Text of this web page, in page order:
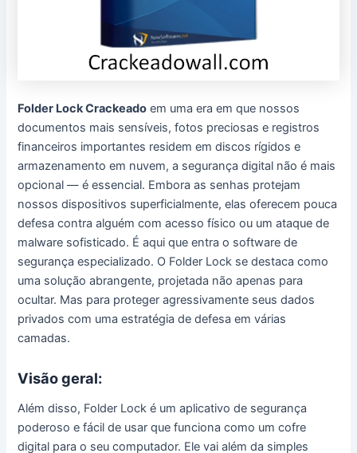
Folder Lock Crackeado em uma era em que nossos
documentos mais sensíveis, fotos preciosas e registros
financeiros importantes residem em discos rígidos e
armazenamento em nuvem, a segurança digital não é mais
opcional — é essencial. Embora as senhas protejam
nossos dispositivos superficialmente, elas oferecem pouca
defesa contra alguém com acesso físico ou um ataque de
malware sofisticado. É aqui que entra o software de
segurança especializado. O Folder Lock se destaca como
uma solução abrangente, projetada não apenas para
ocultar. Mas para proteger agressivamente seus dados
privados com uma estratégia de defesa em várias
camadas.
Visão geral:
Além disso, Folder Lock é um aplicativo de segurança
poderoso e fácil de usar que funciona como um cofre
digital para o seu computador. Ele vai além da simples